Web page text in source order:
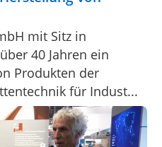
mit Sitz in
40 Jahren ein
Produkten der
für Indust...